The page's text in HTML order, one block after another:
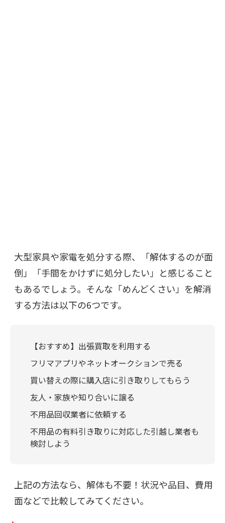
大型家具や家電を処分する際、「解体するのが面
倒」「手間をかけずに処分したい」と感じること
もあるでしょう。そんな「めんどくさい」を解消
する方法は以下の6つです。
【おすすめ】出張買取を利用する
フリマアプリやネットオークションで売る
買い替えの際に購入店に引き取りしてもらう
友人・家族や知り合いに譲る
不用品回収業者に依頼する
不用品の有料引き取りに対応した引越し業者も
検討しよう
上記の方法なら、解体も不要！状況や品目、費用
面などで比較してみてください。